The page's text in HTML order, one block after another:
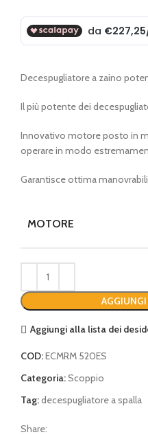
era:
€ 1.035,78.
è:
€ 909,00.
Decespugliatore a zaino
Il più potente dei
Innovativo motore posto in
operare in modo
Garantisce ottima
MOTORE
AGGIUNGI
Aggiungi alla lista dei
COD:ECMRM 520ES
Categoria:Scoppio
Tag:decespugliatore a spalla
Share: